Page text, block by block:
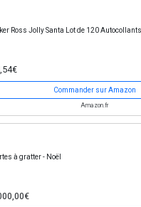
Ross Jolly Santa Lot de 120
Commander sur Amazon
Amazon.fr
à gratter - Noël